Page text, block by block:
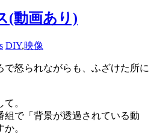
(動画あり)
DIY,映像
で怒られながらも、ふざけた所に
。
組で「背景が透過されている動
。